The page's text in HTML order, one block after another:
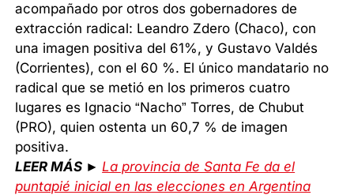
acompañado por otros dos gobernadores de
extracción radical: Leandro Zdero (Chaco), con
una imagen positiva del 61%, y Gustavo Valdés
(Corrientes), con el 60 %. El único mandatario no
radical que se metió en los primeros cuatro
lugares es Ignacio “Nacho” Torres, de Chubut
(PRO), quien ostenta un 60,7 % de imagen
positiva.
LEER MÁS ►La provincia de Santa Fe da el
puntapié inicial en las elecciones en Argentina